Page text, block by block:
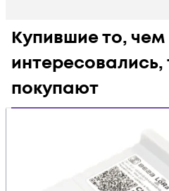
Купившие то,
интересовались,
покупают